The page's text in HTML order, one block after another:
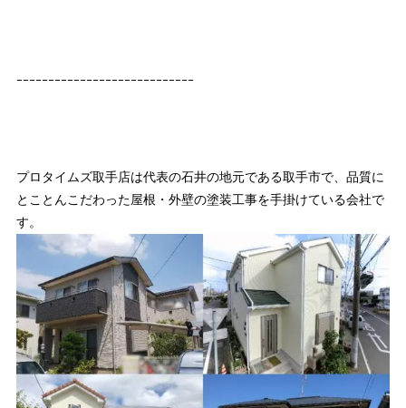
ｰｰｰｰｰｰｰｰｰｰｰｰｰｰｰｰｰｰｰｰｰｰｰｰｰｰｰｰ
プロタイムズ取手店は代表の石井の地元である取手市で、品質に
とことんこだわった屋根・外壁の塗装工事を手掛けている会社で
す。